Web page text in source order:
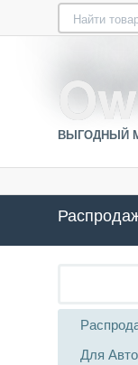
Ow
Ow
ВЫГОДНЫЙ
Для Авто